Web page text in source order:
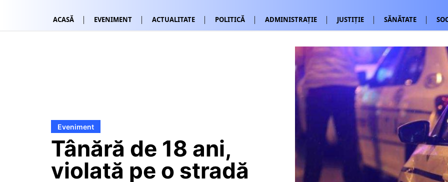
ACASĂ EVENIMENT ACTUALITATE POLITICĂ ADMINISTRAȚIE JUSTIȚIE SĂNĂTATE
Eveniment
Tânără de 18 ani,
violată pe o stradă